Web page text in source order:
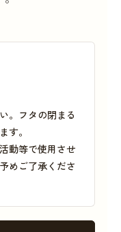
。フタの閉まる
す。
動等で使用させ
めご了承くださ